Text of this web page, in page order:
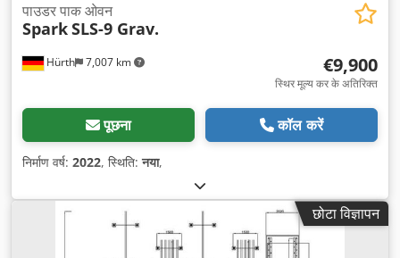
Hürth 7,007 km
पाउडर पाक ओवन
SparkSLS-9 Grav.
€9,900
स्थिर मूल्य कर के अतिरिक्त
पूछना कॉल करें
निर्माण वर्ष: 2022, स्थिति:नया,
छोटा विज्ञापन